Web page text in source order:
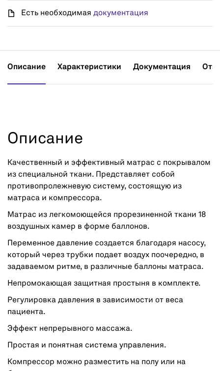
Есть необходимая документация
Описание Характеристики Документация
Описание
Качественный и эффективный матрас с покрывалом
из специальной ткани. Представляет собой
противопролежневую систему, состоящую из
матраса и компрессора.
Матрас из легкомоющейся прорезиненной ткани 18
воздушных камер в форме баллонов.
Переменное давление создается благодаря насосу,
который через трубки подает воздух поочередно, в
задаваемом ритме, в различные баллоны матраса.
Непромокающая защитная простыня в комплекте.
Регулировка давления в зависимости от веса
пациента.
Эффект непрерывного массажа.
Простая и понятная система управления.
Компрессор можно разместить на полу или на